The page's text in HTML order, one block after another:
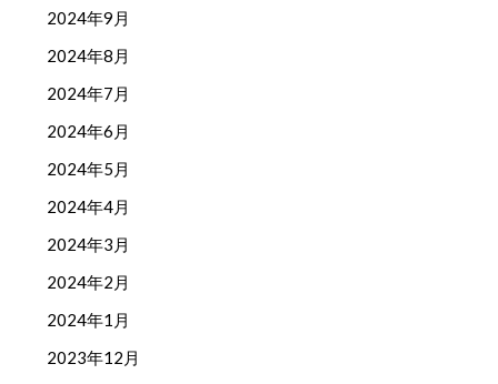
2024年9月
2024年8月
2024年7月
2024年6月
2024年5月
2024年4月
2024年3月
2024年2月
2024年1月
2023年12月